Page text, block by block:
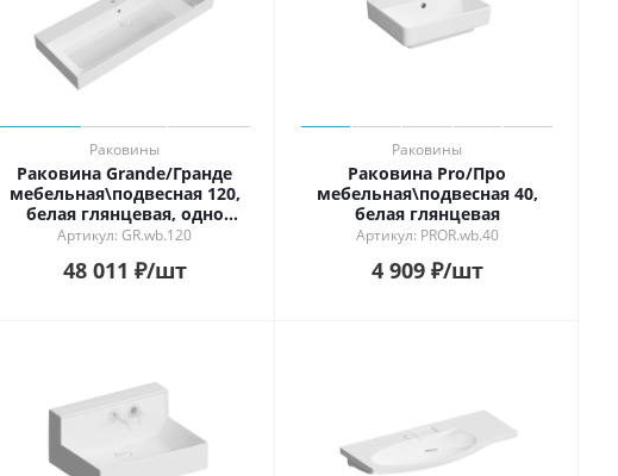
Раковины
Раковина Grande/Гранде
мебельная\подвесная 120,
белая глянцевая, одно
отверстие под смеситель
Артикул: GR.wb.120
48 011 ₽/шт
Раковины
Раковина Pro/Про
мебельная\подвесная 40,
белая глянцевая
Артикул: PROR.wb.40
4 909₽/шт